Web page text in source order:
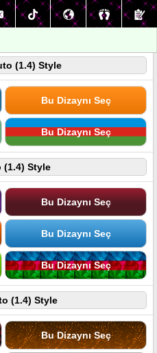
(1.4) Style
Bu Dizaynı Seç
Bu Dizaynı Seç
(1.4) Style
Bu Dizaynı Seç
Bu Dizaynı Seç
Bu Dizaynı Seç
(1.4) Style
Bu Dizaynı Seç